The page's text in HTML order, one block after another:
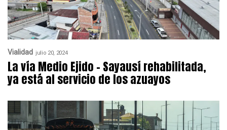
Vialidad julio 20, 2024
La vía Medio Ejido – Sayausí rehabilitada,
ya está al servicio de los azuayos